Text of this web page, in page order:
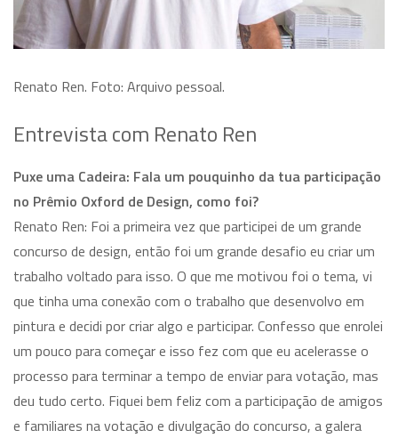
Renato Ren. Foto: Arquivo pessoal.
Entrevista com Renato Ren
Puxe uma Cadeira: Fala um pouquinho da tua participação
no Prêmio Oxford de Design, como foi?
Renato Ren: Foi a primeira vez que participei de um grande
concurso de design, então foi um grande desafio eu criar um
trabalho voltado para isso. O que me motivou foi o tema, vi
que tinha uma conexão com o trabalho que desenvolvo em
pintura e decidi por criar algo e participar. Confesso que enrolei
um pouco para começar e isso fez com que eu acelerasse o
processo para terminar a tempo de enviar para votação, mas
deu tudo certo. Fiquei bem feliz com a participação de amigos
e familiares na votação e divulgação do concurso, a galera